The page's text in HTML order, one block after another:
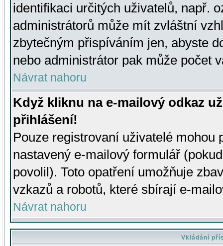
identifikaci určitých uživatelů, např.
administrátorů může mít zvláštní
zbytečným přispíváním jen, abyste
nebo administrátor pak může počet
Návrat nahoru
Když kliknu na e-mailový odkaz
přihlášení!
Pouze registrovaní uživatelé mohou
nastavený e-mailový formulář
povolil). Toto opatření umožňuje
vzkazů a robotů, které sbírají e-
Návrat nahoru
Vkládání